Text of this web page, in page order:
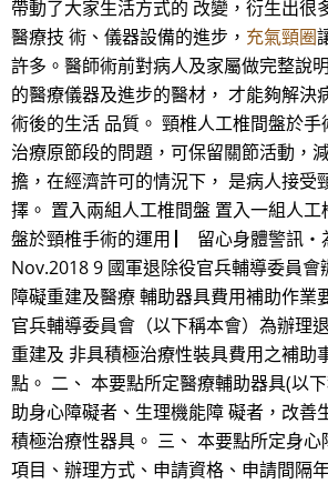
帶動了大家生活方式的 改變，衍生出很
醫療技 術、儀器設備的進步， 充氣頸圈
許多。醫師術前對病人及家屬做完整說
的醫療儀器及進步的醫材， 才能夠解決
術後的生活 品質。 頸椎人工椎間盤於
治療原節段的問題，可保留關節活動，
擔，在經濟許可的情況下， 是病人接受
擇。 置入兩組人工椎間盤 置入一組人
盤於頸椎手術的運用 ▏ 留心身體警訊‧
Nov.2018 9 國軍退除役官兵輔導委員
障礙重建及醫療 輔助器具費用補助作業
官兵輔導委員會（以下稱本會）為辦理
重建及 非具積極治療性裝具費用之補助
點。 二、 本要點所定醫療輔助器具(以
助身心障礙者、生理機能障 礙者，改善
積極治療性器具。 三、 本要點所定身
項目、辦理方式、申請資格、申請間隔